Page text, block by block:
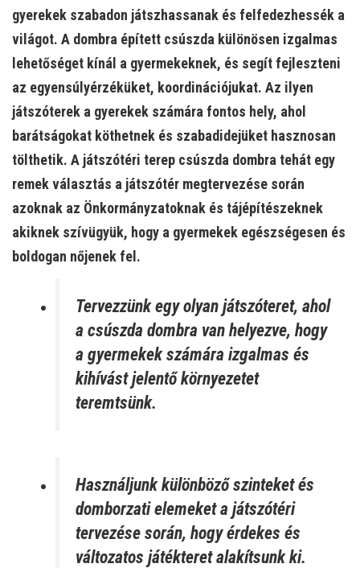
gyerekek szabadon játszhassanak és felfedezhessék a
világot. A dombra épített csúszda különösen izgalmas
lehetőséget kínál a gyermekeknek, és segít fejleszteni
az egyensúlyérzéküket, koordinációjukat. Az ilyen
játszóterek a gyerekek számára fontos hely, ahol
barátságokat köthetnek és szabadidejüket hasznosan
tölthetik. A játszótéri terep csúszda dombra tehát egy
remek választás a játszótér megtervezése során
azoknak az Önkormányzatoknak és tájépítészeknek
akiknek szívügyük, hogy a gyermekek egészségesen és
boldogan nőjenek fel.
Tervezzünk egy olyan játszóteret, ahol
a csúszda dombra van helyezve, hogy
a gyermekek számára izgalmas és
kihívást jelentő környezetet
teremtsünk.
Használjunk különböző szinteket és
domborzati elemeket a játszótéri
tervezése során, hogy érdekes és
változatos játékteret alakítsunk ki.